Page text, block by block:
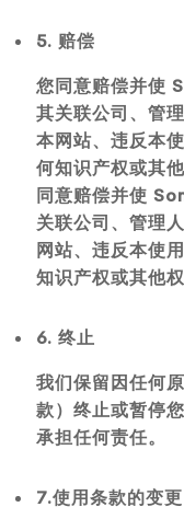
5. 赔偿
您同意赔偿并使
其关联公司、管
本网站、违反本
何知识产权或其
同意赔偿并使
关联公司、管理
网站、违反本使
知识产权或其他
6. 终止
我们保留因任何
款）终止或暂停
承担任何责任。
7.使用条款的变更